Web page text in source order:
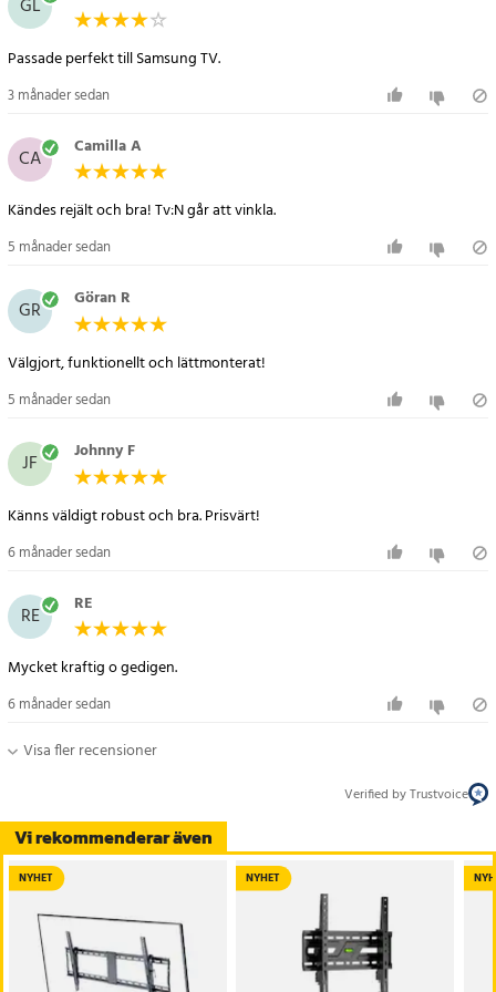
- Rekommenderad skärmstorlek: 23"-55"
- Maxlast: 35 kg
- Justerbart djup: 4,9–51,5 cm
- VESA-standarder: 75x75 till 400x400 mm
- Vridning: -90° till 90°
- Material: Svartlackerad metall
Artikelnummer : 116470
Vi rekommenderar även
NYHET NYHET
GL
Passade perfekt till Samsung TV.
3 månader sedan
CA Camilla A
Kändes rejält och bra! Tv:N går att vinkla.
5 månader sedan
GR Göran R
Välgjort, funktionellt och lättmonterat!
5 månader sedan
JF Johnny F
Känns väldigt robust och bra. Prisvärt!
6 månader sedan
RE RE
Mycket kraftig o gedigen.
6 månader sedan
Visa fler recensioner
Verified by Trustvoice